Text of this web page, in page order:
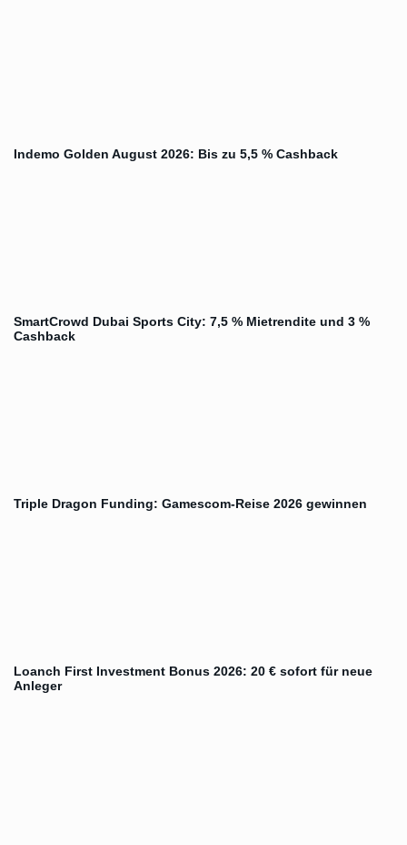
Indemo Golden August 2026: Bis zu 5,5 % Cashback
SmartCrowd Dubai Sports City: 7,5 % Mietrendite und 3 %
Cashback
Triple Dragon Funding: Gamescom-Reise 2026 gewinnen
Loanch First Investment Bonus 2026: 20 € sofort für neue
Anleger